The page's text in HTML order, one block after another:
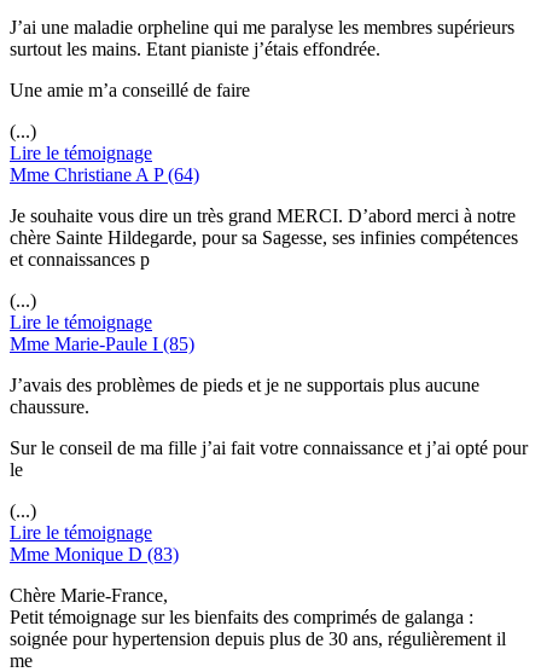
J’ai une maladie orpheline qui me paralyse les membres supérieurs
surtout les mains. Etant pianiste j’étais effondrée.
Une amie m’a conseillé de faire
(...)
Lire le témoignage
Mme Christiane A P (64)
Je souhaite vous dire un très grand MERCI. D’abord merci à notre
chère Sainte Hildegarde, pour sa Sagesse, ses infinies compétences
et connaissances p
(...)
Lire le témoignage
Mme Marie-Paule I (85)
J’avais des problèmes de pieds et je ne supportais plus aucune
chaussure.
Sur le conseil de ma fille j’ai fait votre connaissance et j’ai opté pour
le
(...)
Lire le témoignage
Mme Monique D (83)
Chère Marie-France,
Petit témoignage sur les bienfaits des comprimés de galanga :
soignée pour hypertension depuis plus de 30 ans, régulièrement il
me